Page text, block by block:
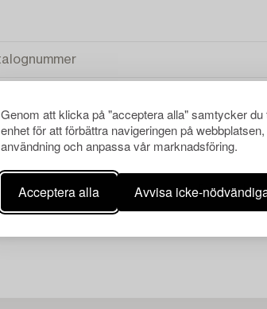
Genom att klicka på "acceptera alla" samtycker
enhet för att förbättra navigeringen på
användning och anpassa vår marknadsföring.
Acceptera alla Avvisa icke-Din